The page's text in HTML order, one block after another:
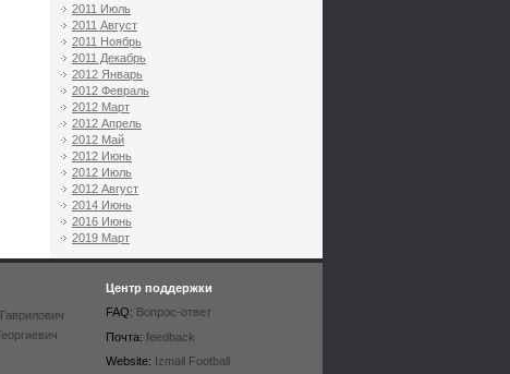
2011 Июль
2011 Август
2011 Ноябрь
2011 Декабрь
2012 Январь
2012 Февраль
2012 Март
2012 Апрель
2012 Май
2012 Июнь
2012 Июль
2012 Август
2014 Июнь
2016 Июнь
2019 Март
Центр поддержки
FAQ: Вопрос-ответ
Почта: feedback
Website:
Izmail Football